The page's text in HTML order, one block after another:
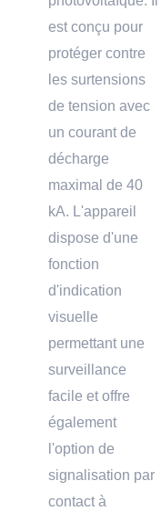
est conçu pour
protéger contre
les surtensions
de tension avec
un courant de
décharge
maximal de 40
kA. L'appareil
dispose d'une
fonction
d'indication
visuelle
permettant une
surveillance
facile et offre
également
l'option de
signalisation par
contact à